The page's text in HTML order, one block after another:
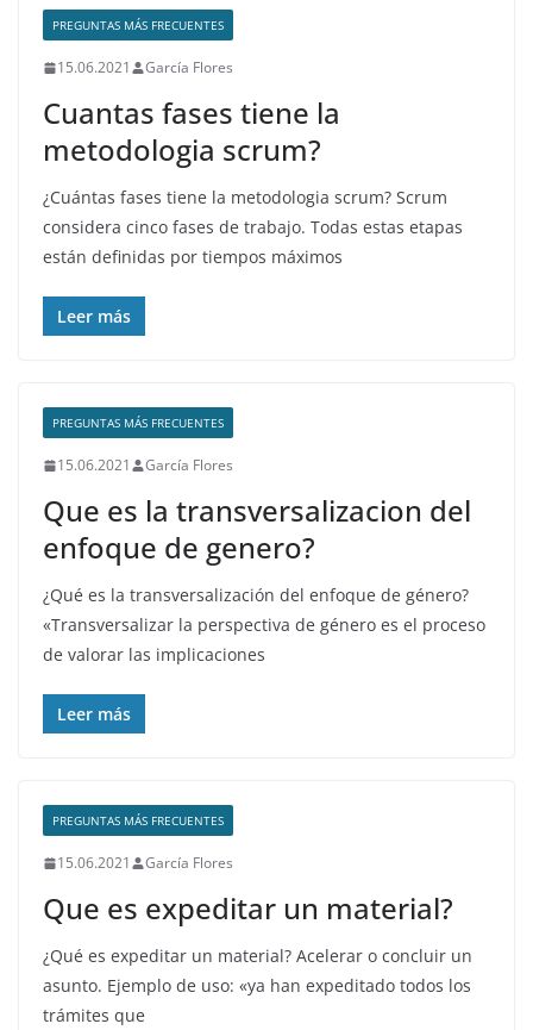
PREGUNTAS MÁS FRECUENTES
15.06.2021 García Flores
Cuantas fases tiene la
metodologia scrum?
¿Cuántas fases tiene la metodologia scrum? Scrum
considera cinco fases de trabajo. Todas estas etapas
están definidas por tiempos máximos
Leer más
PREGUNTAS MÁS FRECUENTES
15.06.2021 García Flores
Que es la transversalizacion del
enfoque de genero?
¿Qué es la transversalización del enfoque de género?
«Transversalizar la perspectiva de género es el proceso
de valorar las implicaciones
Leer más
PREGUNTAS MÁS FRECUENTES
15.06.2021 García Flores
Que es expeditar un material?
¿Qué es expeditar un material? Acelerar o concluir un
asunto. Ejemplo de uso: «ya han expeditado todos los
trámites que